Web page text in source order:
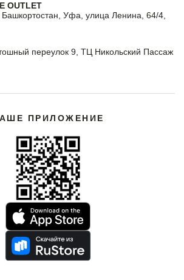
OUTLET
Башкортостан, Уфа, улица Ленина, 64/4,
переулок 9, ТЦ Никольский Пассаж
ПРИЛОЖЕНИЕ